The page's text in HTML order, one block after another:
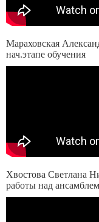
Мараховская
нач.этапе обучения
Хвостова Светлана
работы над ансамблем